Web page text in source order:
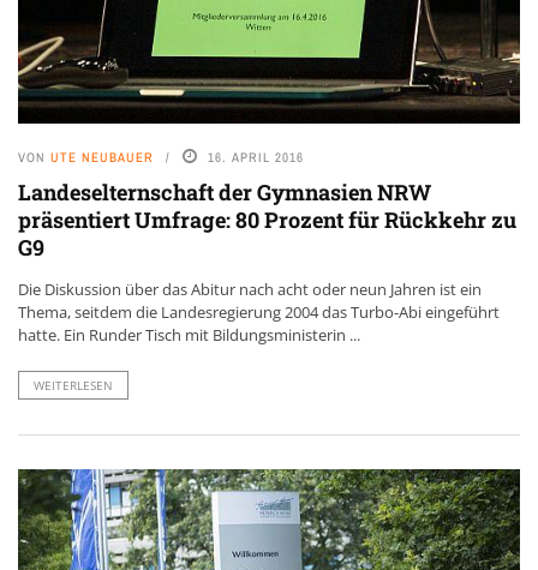
VON UTE NEUBAUER 16. APRIL 2016
Landeselternschaft der Gymnasien NRW
präsentiert Umfrage: 80 Prozent für Rückkehr zu
G9
Die Diskussion über das Abitur nach acht oder neun Jahren ist ein
Thema, seitdem die Landesregierung 2004 das Turbo-Abi eingeführt
hatte. Ein Runder Tisch mit Bildungsministerin ...
WEITERLESEN